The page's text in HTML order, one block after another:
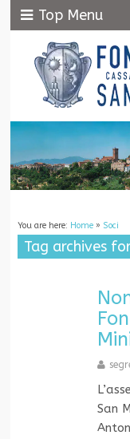
Top Menu
You are here: Home» Soci
Tag archives
San